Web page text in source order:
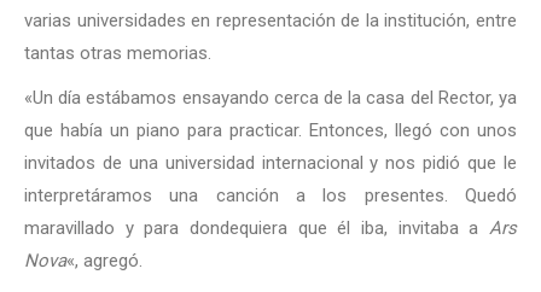
varias universidades en representación de la institución, entre
tantas otras memorias.
«Un día estábamos ensayando cerca de la casa del Rector, ya
que había un piano para practicar. Entonces, llegó con unos
invitados de una universidad internacional y nos pidió que le
interpretáramos una canción a los presentes. Quedó
maravillado y para dondequiera que él iba, invitaba a Ars
Nova«, agregó.